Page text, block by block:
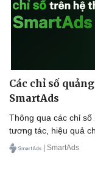
Các chỉ số
SmartAds
Thông qua các chỉ
tương tác, hiệu quả
| SmartAds